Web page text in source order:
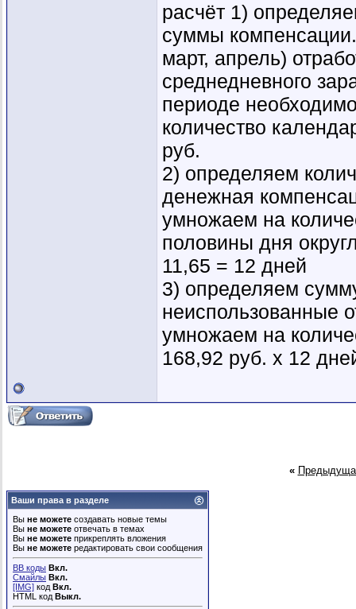
расчёт 1)
суммы
март, апрель)
среднедневного
периоде
количество
руб.
2) определяем
денежная
умножаем на
половины дня
11,65 = 12 дней
3) определяем
неиспользованные
умножаем на
168,92 руб. х 12
«
Ваши права в разделе
Вы не можете создавать новые темы
Вы не можете отвечать в темах
Вы не можете прикреплять вложения
Вы не можете редактировать свои сообщения
BB коды Вкл.
Смайлы Вкл.
[IMG] код Вкл.
HTML код Выкл.